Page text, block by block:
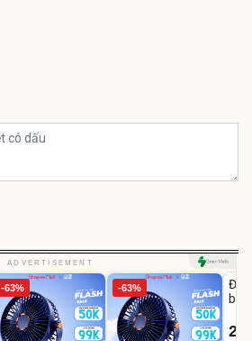
ADVERTISEMENT
-63% -63%
Đai
bé